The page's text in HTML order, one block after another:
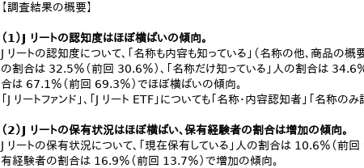
【調査結果の概要】
（1）J リートの認知度はほぼ横ばいの傾向。
J リートの認知度について、「名称も内容も知っている」（名称の他、商品の
の割合は 32.5％（前回 30.6％）、「名称だけ知っている」人の割合は
合は 67.1％（前回 69.3％）でほぼ横ばいの傾向。
「J リートファンド」、「J リート ETF」についても「名称・内容認知者」「名称
（2）J リートの保有状況はほぼ横ばい、保有経験者の割合は増加の傾向。
J リートの保有状況について、「現在保有している」人の割合は 10.6％（前
有経験者の割合は 16.9％（前回 13.7％）で増加の傾向。